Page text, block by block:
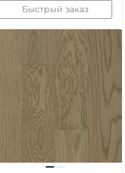
Быстрый заказ